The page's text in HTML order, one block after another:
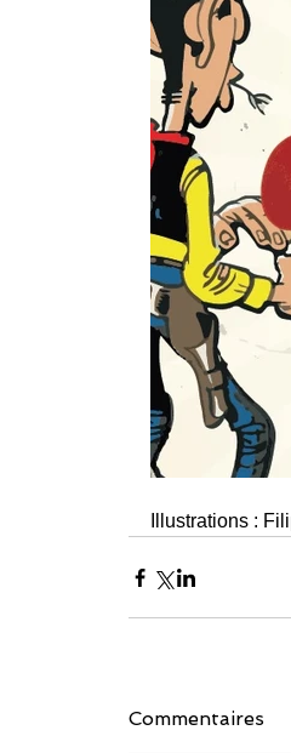
Illustrations :
Commentaires